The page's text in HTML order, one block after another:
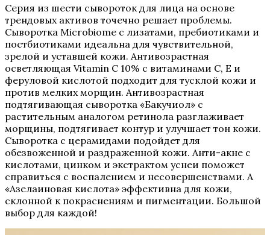
Серия из шести сывороток для лица на основе
трендовых активов точечно решает проблемы.
Сыворотка Microbiome с лизатами, пребиотиками и
постбиотиками идеальна для чувствительной,
зрелой и уставшей кожи. Антивозрастная
осветляющая Vitamin C 10% с витаминами С, Е и
феруловой кислотой подходит для тусклой кожи и
против мелких морщин. Антивозрастная
подтягивающая сыворотка «Бакучиол» с
растительным аналогом ретинола разглаживает
морщины, подтягивает контур и улучшает тон кожи.
Сыворотка с церамидами подойдет для
обезвоженной и раздраженной кожи. Анти-акне с
кислотами, цинком и экстрактом уснеи поможет
справиться с воспалением и несовершенствами. А
«Азелаиновая кислота» эффективна для кожи,
склонной к покраснениям и пигментации. Большой
выбор для каждой!